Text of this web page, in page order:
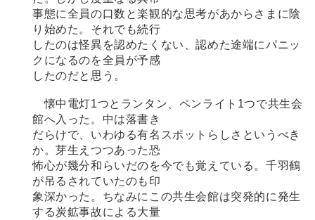
事態に全員の口数と楽観的な思考があからさまに陰
り始めた。それでも続行
したのは怪異を認めたくない、認めた途端にパニッ
クになるのを全員が予感
したのだと思う。
懐中電灯1つとランタン、ペンライト1つで共生会
館へ入った。中は落書き
だらけで、いわゆる有名スポットらしさというべき
か。芽生えつつあった恐
怖心が幾分和らいだのを今でも覚えている。千羽鶴
が吊るされていたのも印
象深かった。ちなみにこの共生会館は突発的に発生
する炭鉱事故による大量